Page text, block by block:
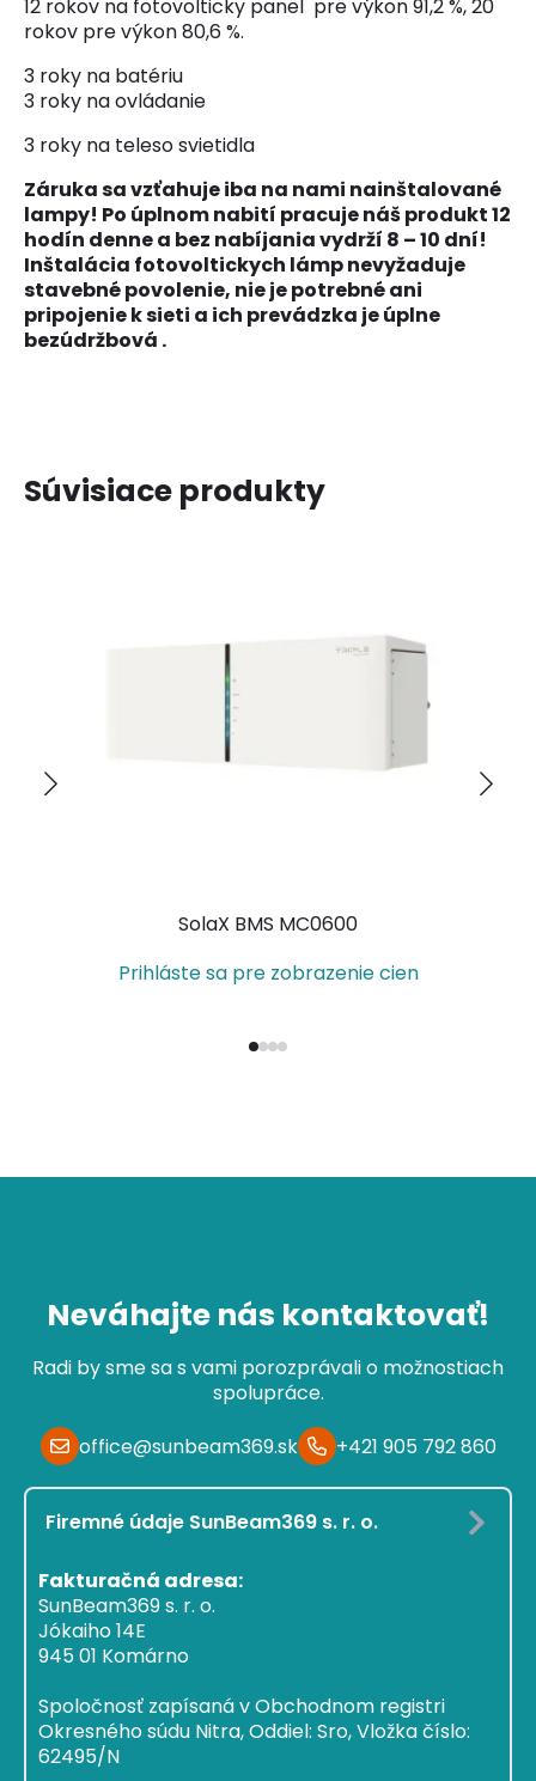
12 rokov na fotovolticky panel pre výkon 91,2 %, 20
rokov pre výkon 80,6 %.
3 roky na batériu
3 roky na ovládanie
3 roky na teleso svietidla
Záruka sa vzťahuje iba na nami nainštalované
lampy! Po úplnom nabití pracuje náš produkt 12
hodín denne a bez nabíjania vydrží 8 – 10 dní!
Inštalácia fotovoltickych lámp nevyžaduje
stavebné povolenie, nie je potrebné ani
pripojenie k sieti a ich prevádzka je úplne
bezúdržbová .
Súvisiace produkty
SolaX BMS MC0600
Prihláste sa pre zobrazenie cien
Neváhajte nás kontaktovať!
Radi by sme sa s vami porozprávali o možnostiach
spolupráce.
office@sunbeam369.sk
+421 905 792 860
Firemné údaje SunBeam369 s. r. o.
Fakturačná adresa:
SunBeam369 s. r. o.
Jókaiho 14E
945 01 Komárno
Spoločnosť zapísaná v Obchodnom registri
Okresného súdu Nitra, Oddiel: Sro, Vložka číslo:
62495/N